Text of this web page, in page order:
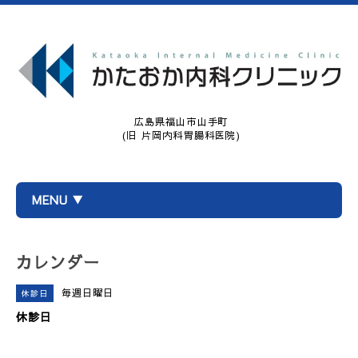
広島県福山市山手町
(旧 片岡内科胃腸科医院)
MENU ▼
カレンダー
休診日 毎週日曜日
休診日